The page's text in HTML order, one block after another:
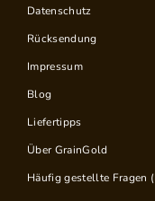
Datenschutz
Rücksendung
Impressum
Blog
Liefertipps
Über GrainGold
Häufig gestellte Fragen